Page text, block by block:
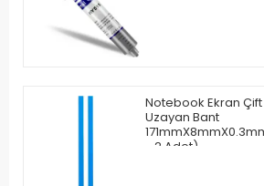
Notebook Ekran Çift
Uzayan Bant
- 2 Adet)